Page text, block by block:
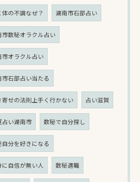
体の不調なぜ？ 湖南市石部占い
市数秘オラクル占い
市オラクル占い
市石部占い当たる
寄せの法則上手く行かない 占い滋賀
占い湖南市 数秘で自分探し
自分を好きになる
に自信が無い人 数秘適職